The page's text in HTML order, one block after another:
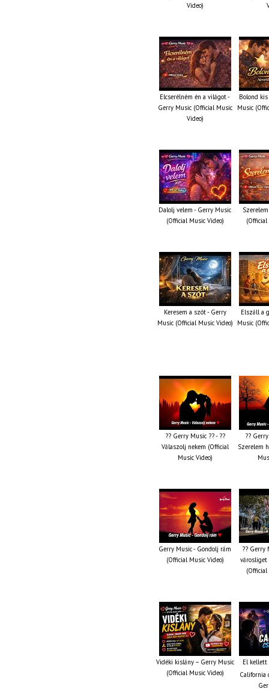
Video)
Elcserélném én a világot -
Gerry Music (Official Music
Video)
Bolond
Music
Dalolj velem - Gerry Music
(Official Music Video)
(Official
Keresem a szót - Gerry
Music (Official Music Video)
Elszáll a
Music
?? Gerry Music ?? - ??
Válaszolj nekem (Official
Music Video)
??
Szerelem
Gerry Music - Gondolj rám
(Official Music Video)
?? Gerry
városliget
(Official
Vidéki kislány – Gerry Music
(Official Music Video)
El
California